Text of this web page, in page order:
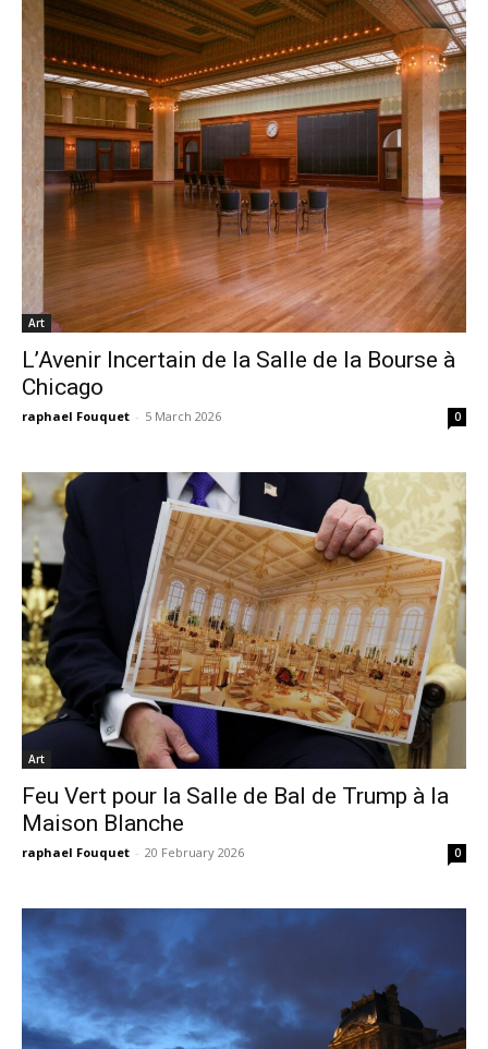
Art
L’Avenir Incertain de la Salle de la Bourse à
Chicago
raphael Fouquet - 5 March 2026 0
Art
Feu Vert pour la Salle de Bal de Trump à la
Maison Blanche
raphael Fouquet - 20 February 2026 0